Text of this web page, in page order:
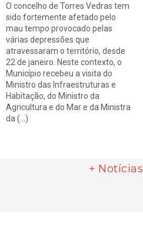
O concelho de Torres Vedras tem
sido fortemente afetado pelo
mau tempo provocado pelas
várias depressões que
atravessaram o território, desde
22 de janeiro. Neste contexto, o
Município recebeu a visita do
Ministro das Infraestruturas e
Habitação, do Ministro da
Agricultura e do Mar e da Ministra
da (...)
+ Notícias